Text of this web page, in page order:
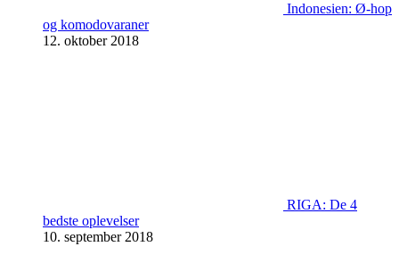
Indonesien: Ø-hop
og komodovaraner
12. oktober 2018
RIGA: De 4
bedste oplevelser
10. september 2018